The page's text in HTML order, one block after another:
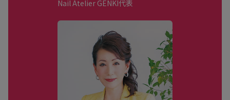
Nail Atelier GENKI代表